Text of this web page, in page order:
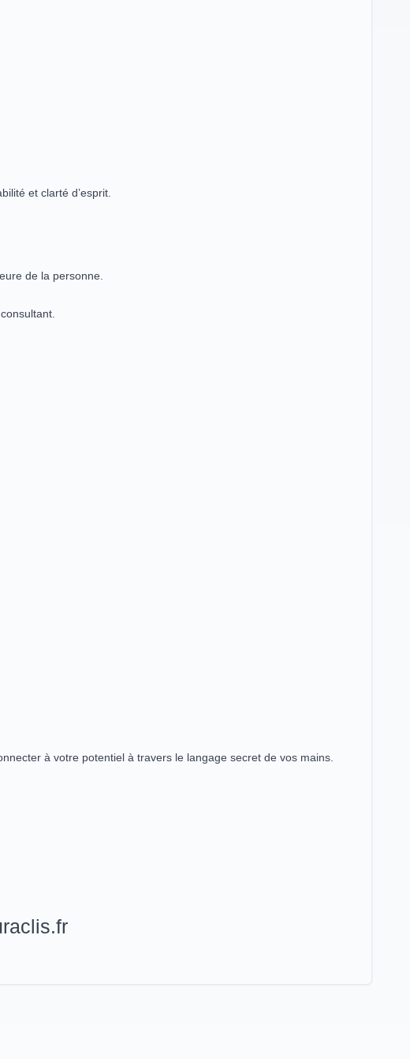
et clarté d’esprit.
de la personne.
à votre potentiel à travers le langage secret de vos mains.